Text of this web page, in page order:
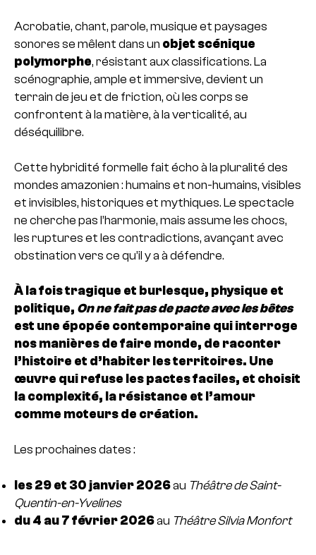
Acrobatie, chant, parole, musique et paysages
sonores se mêlent dans un objet scénique
polymorphe, résistant aux classifications. La
scénographie, ample et immersive, devient un
terrain de jeu et de friction, où les corps se
confrontent à la matière, à la verticalité, au
déséquilibre.
Cette hybridité formelle fait écho à la pluralité des
mondes amazonien : humains et non-humains, visibles
et invisibles, historiques et mythiques. Le spectacle
ne cherche pas l’harmonie, mais assume les chocs,
les ruptures et les contradictions, avançant avec
obstination vers ce qu’il y a à défendre.
À la fois tragique et burlesque, physique et
politique, On ne fait pas de pacte avec les bêtes
est une épopée contemporaine qui interroge
nos manières de faire monde, de raconter
l’histoire et d’habiter les territoires. Une
œuvre qui refuse les pactes faciles, et choisit
la complexité, la résistance et l’amour
comme moteurs de création.
Les prochaines dates :
les 29 et 30 janvier 2026au Théâtre de Saint-
Quentin-en-Yvelines
du 4 au 7 février 2026au Théâtre Silvia Monfort